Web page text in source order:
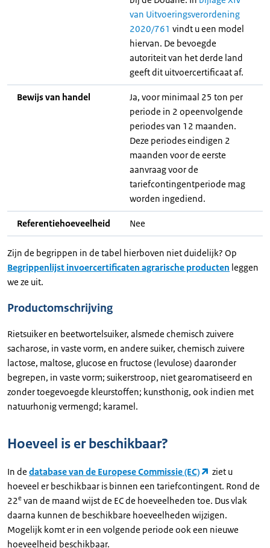
van Uitvoeringsverordening
2020/761 vindt u een model
hiervan. De bevoegde
autoriteit van het derde land
geeft dit uitvoercertificaat af.
Bewijs van handel
Ja, voor minimaal 25 ton per
periode in 2 opeenvolgende
periodes van 12 maanden.
Deze periodes eindigen 2
maanden voor de eerste
aanvraag voor de
tariefcontingentperiode mag
worden ingediend.
Referentiehoeveelheid Nee
Zijn de begrippen in de tabel hierboven niet duidelijk? Op
Begrippenlijst invoercertificaten agrarische producten leggen
we ze uit.
Productomschrijving
Rietsuiker en beetwortelsuiker, alsmede chemisch zuivere
sacharose, in vaste vorm, en andere suiker, chemisch zuivere
lactose, maltose, glucose en fructose (levulose) daaronder
begrepen, in vaste vorm; suikerstroop, niet gearomatiseerd en
zonder toegevoegde kleurstoffen; kunsthonig, ook indien met
natuurhonig vermengd; karamel.
Hoeveel is er beschikbaar?
In de database van de Europese Commissie (EC)
ziet u
hoeveel er beschikbaar is binnen een tariefcontingent. Rond de
22e van de maand wijst de EC de hoeveelheden toe. Dus vlak
daarna kunnen de beschikbare hoeveelheden wijzigen.
Mogelijk komt er in een volgende periode ook een nieuwe
hoeveelheid beschikbaar.